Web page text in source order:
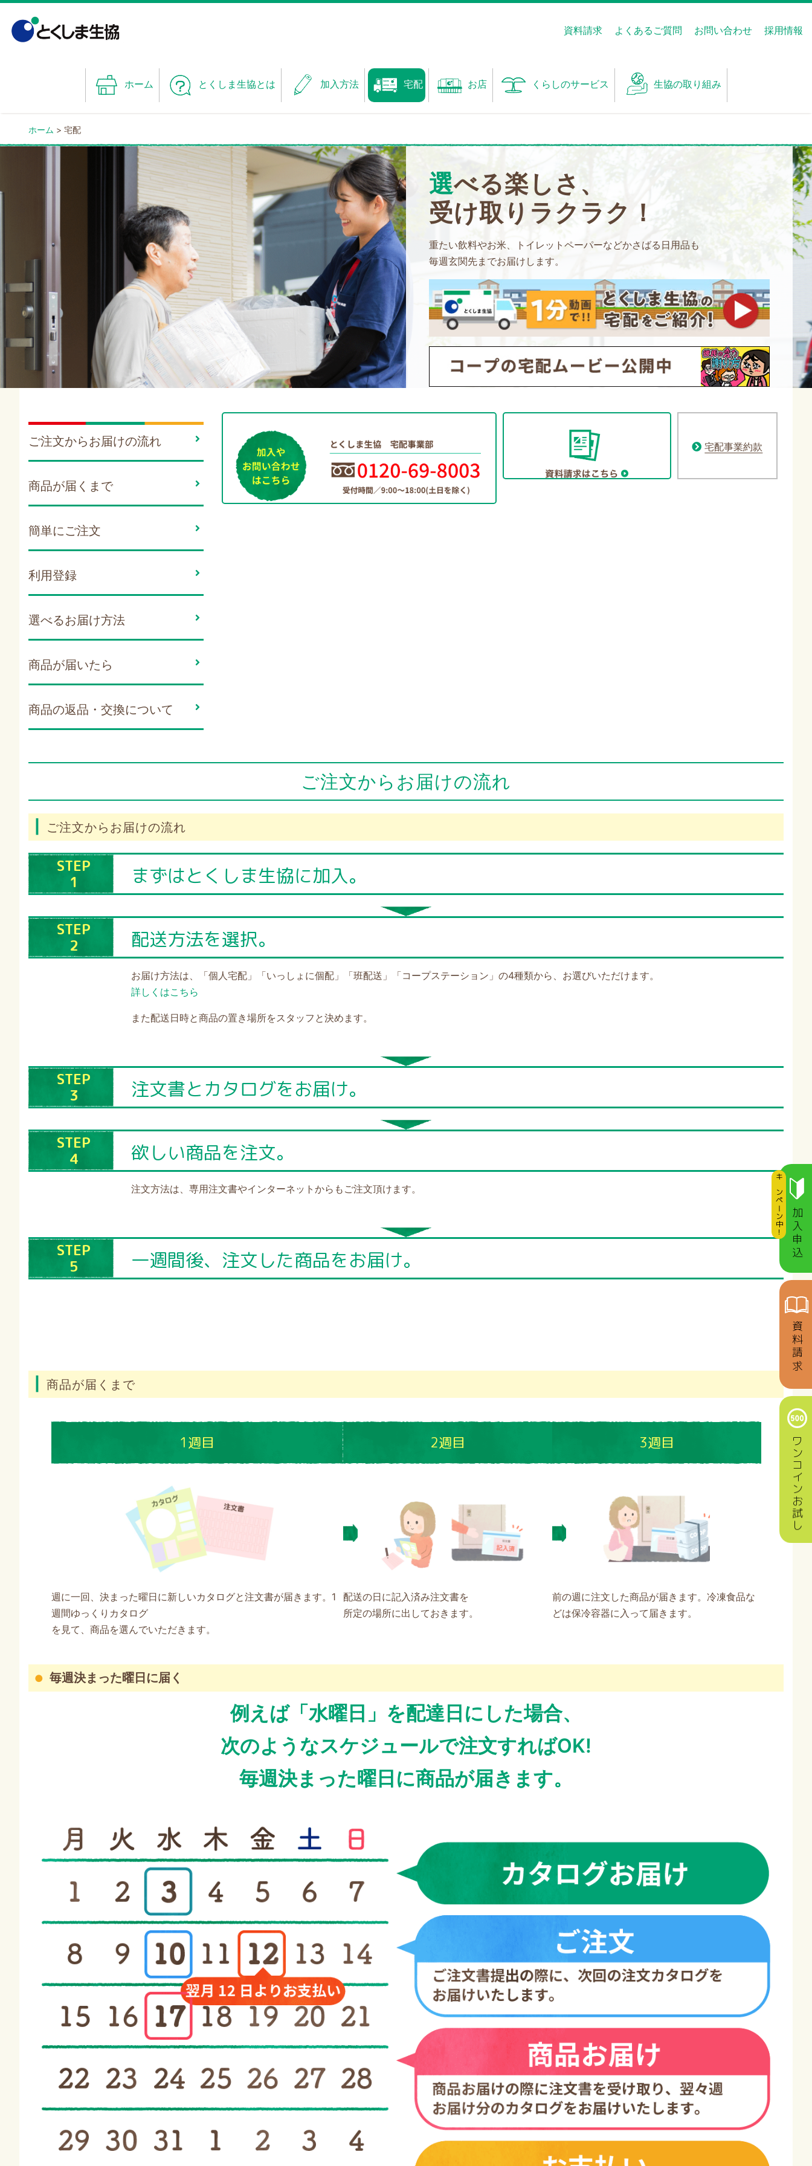
content
資料請求 よくあるご質問 お問い合わせ 採用情報
ホーム とくしま生協とは 加入方法 宅配 お店 くらしのサービス 生協の取り組み
加入申込
キャンペーン中！
資料請求
ワンコインお試し
ホーム > 宅配
選べる楽しさ、
受け取りラクラク！
重たい飲料やお米、トイレットペーパーなどかさばる日用品も
毎週玄関先までお届けします。
ご注文からお届けの流れ
商品が届くまで
簡単にご注文
利用登録
選べるお届け方法
商品が届いたら
商品の返品・交換について
宅配事業約款
ご注文からお届けの流れ
ご注文からお届けの流れ
STEP
1
まずはとくしま生協に加入。
STEP
2
配送方法を選択。
お届け方法は、「個人宅配」「いっしょに個配」「班配送」「コープステーション」の4種類から、お選びいただけます。
詳しくはこちら
また配送日時と商品の置き場所をスタッフと決めます。
STEP
3
注文書とカタログをお届け。
STEP
4
欲しい商品を注文。
注文方法は、専用注文書やインターネットからもご注文頂けます。
STEP
5
一週間後、注文した商品をお届け。
商品が届くまで
1週目
週に一回、決まった曜日に新しいカタログと注文書が届きます。1
週間ゆっくりカタログ
を見て、商品を選んでいただきます。
2週目
配送の日に記入済み注文書を
所定の場所に出しておきます。
3週目
前の週に注文した商品が届きます。冷凍食品な
どは保冷容器に入って届きます。
毎週決まった曜日に届く
例えば「水曜日」を配達日にした場合、
次のようなスケジュールで注文すればOK!
毎週決まった曜日に商品が届きます。